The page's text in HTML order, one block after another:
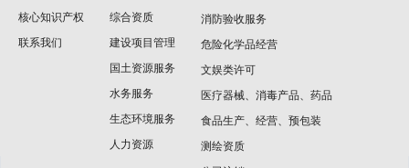
核心知识产权
联系我们
消防验收服务
危险化学品经营
文娱类许可
医疗器械、消毒产品、药品
食品生产、经营、预包装
测绘资质
综合资质
建设项目管理
国土资源服务
水务服务
生态环境服务
人力资源